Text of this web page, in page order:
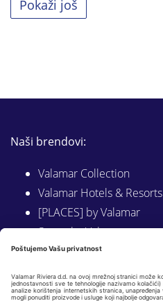
Pokaži još
Naši brendovi:
Valamar Collection
Valamar Hotels & Resorts
[PLACES] by Valamar
Sunny by Valamar
Valamar Camping
Istraži na Valamar.com